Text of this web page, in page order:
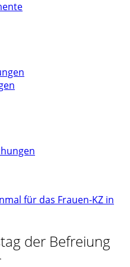
für das Frauen-KZ in
der Befrei­ung